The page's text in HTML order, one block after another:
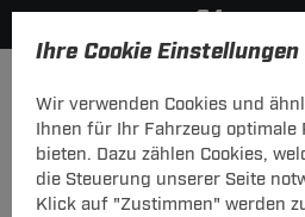
Ihre Cookie Einstellungen
Wir verwenden Cookies und
Ihnen für Ihr Fahrzeug optimale
bieten. Dazu zählen Cookies,
die Steuerung unserer Seite
Klick auf "Zustimmen" werden
Hier geht's zur Fahrzeugübersicht: